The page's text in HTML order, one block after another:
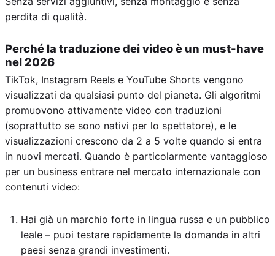
perdita di qualità.
Perché la traduzione dei video è un must-have
nel 2026
TikTok, Instagram Reels e YouTube Shorts vengono
visualizzati da qualsiasi punto del pianeta. Gli algoritmi
promuovono attivamente video con traduzioni
(soprattutto se sono nativi per lo spettatore), e le
visualizzazioni crescono da 2 a 5 volte quando si entra
in nuovi mercati. Quando è particolarmente vantaggioso
per un business entrare nel mercato internazionale con
contenuti video:
Hai già un marchio forte in lingua russa e un pubblico
leale – puoi testare rapidamente la domanda in altri
paesi senza grandi investimenti.